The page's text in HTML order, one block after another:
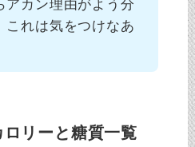
アカン理由がよう分
これは気をつけなあ
リーと糖質一覧